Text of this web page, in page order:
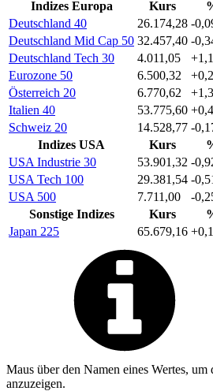
Indizes Europa Kurs
Deutschland 40
26.174,28 -
Deutschland Mid Cap 50 32.457,40 -
Deutschland Tech 30
4.011,05
Eurozone 50
6.500,32
Österreich 20
6.770,62
Italien 40
53.775,60
Schweiz 20
14.528,77 -
Indizes USA
Kurs
USA Industrie 30
53.901,32 -
USA Tech 100
29.381,54 -
USA 500
7.711,00 -
Sonstige Indizes
Kurs
Japan 225
65.679,16
Maus über den Namen eines Wertes, um
anzuzeigen.